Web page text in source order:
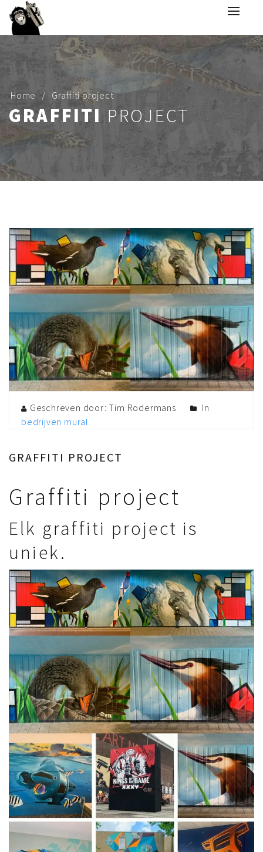
Home Graffiti project
GRAFFITIPROJECT
Geschreven door: Tim Rodermans
In
bedrijven mural
GRAFFITI PROJECT
Graffiti project
Elk graffiti project is
uniek.